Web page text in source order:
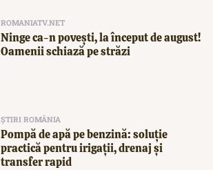
ROMANIATV.NET
Ninge ca-n povești, la început de august!
Oamenii schiază pe străzi
ȘTIRI ROMÂNIA
Pompă de apă pe benzină: soluție
practică pentru irigații, drenaj și
transfer rapid